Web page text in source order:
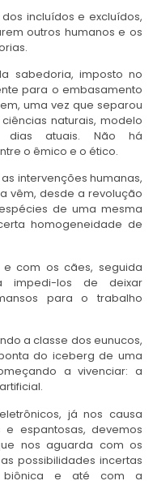
incluídos e excluídos,
outros humanos e os
sabedoria, imposto no
para o embasamento
uma vez que separou
naturais, modelo
dias atuais. Não há
o êmico e o ético.
intervenções humanas,
vêm, desde a revolução
de uma mesma
homogeneidade de
com os cães, seguida
impedi-los de deixar
para o trabalho
a classe dos eunucos,
do iceberg de uma
a vivenciar: a
já nos causa
e espantosas, devemos
nos aguarda com os
possibilidades incertas
biônica e até com a